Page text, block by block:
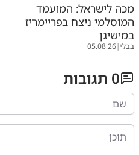
מכה לישראל: המועמד
המוסלמי ניצח בפריימריז
במישיגן
בבלי|
05.08.26
0 תגובות